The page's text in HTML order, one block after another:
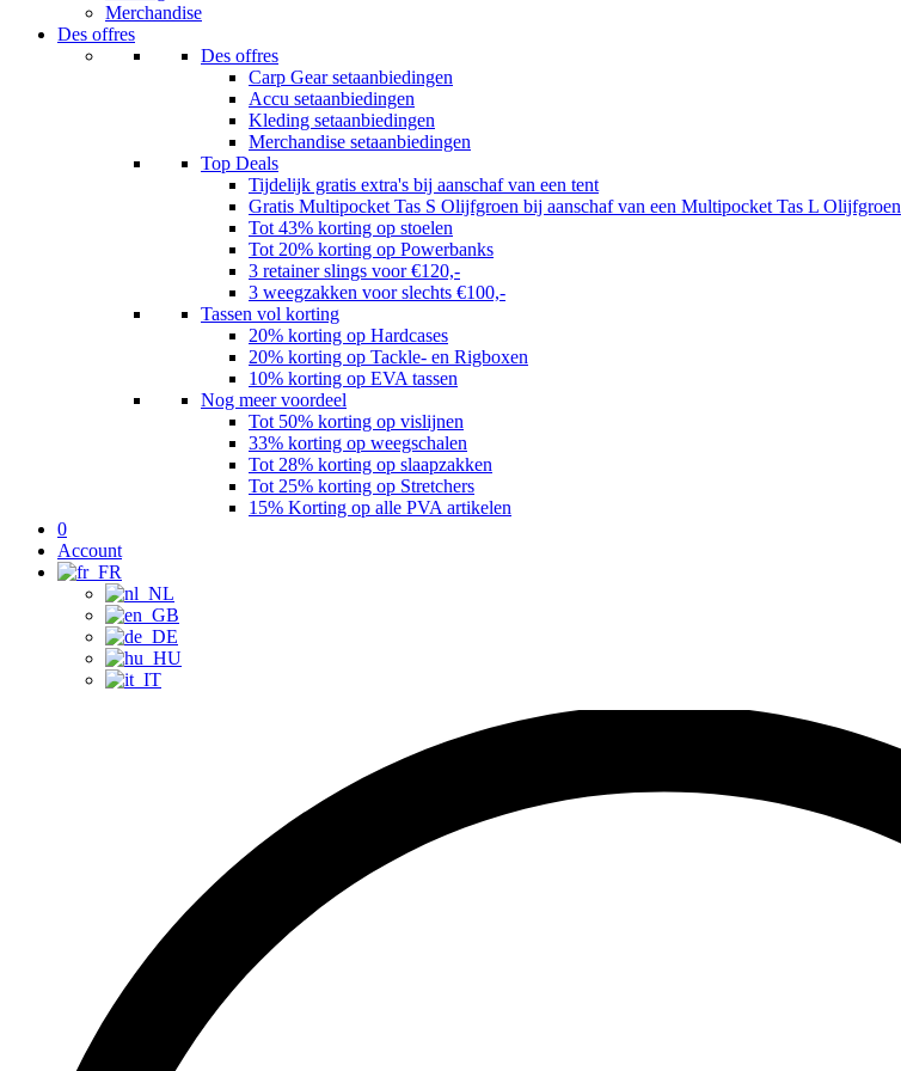
Merchandise
Des offres
Des offres
Carp Gear setaanbiedingen
Accu setaanbiedingen
Kleding setaanbiedingen
Merchandise setaanbiedingen
Top Deals
Tijdelijk gratis extra's bij aanschaf van een tent
Gratis Multipocket Tas S Olijfgroen bij aanschaf van een Multipocket Tas L Olijfgroen
Tot 43% korting op stoelen
Tot 20% korting op Powerbanks
3 retainer slings voor €120,-
3 weegzakken voor slechts €100,-
Tassen vol korting
20% korting op Hardcases
20% korting op Tackle- en Rigboxen
10% korting op EVA tassen
Nog meer voordeel
Tot 50% korting op vislijnen
33% korting op weegschalen
Tot 28% korting op slaapzakken
Tot 25% korting op Stretchers
15% Korting op alle PVA artikelen
0
Account